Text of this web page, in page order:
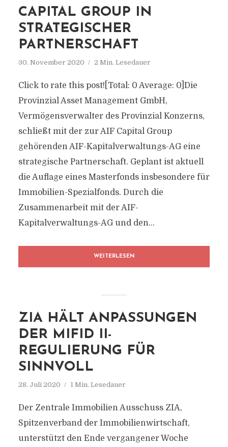
CAPITAL GROUP IN
STRATEGISCHER
PARTNERSCHAFT
30. November 2020 2 Min. Lesedauer
Click to rate this post![Total: 0 Average: 0]Die
Provinzial Asset Management GmbH,
Vermögensverwalter des Provinzial Konzerns,
schließt mit der zur AIF Capital Group
gehörenden AIF-Kapitalverwaltungs-AG eine
strategische Partnerschaft. Geplant ist aktuell
die Auflage eines Masterfonds insbesondere für
Immobilien-Spezialfonds. Durch die
Zusammenarbeit mit der AIF-
Kapitalverwaltungs-AG und den...
WEITERLESEN
ZIA HÄLT ANPASSUNGEN
DER MIFID II-
REGULIERUNG FÜR
SINNVOLL
28. Juli 2020 1 Min. Lesedauer
Der Zentrale Immobilien Ausschuss ZIA,
Spitzenverband der Immobilienwirtschaft,
unterstützt den Ende vergangener Woche